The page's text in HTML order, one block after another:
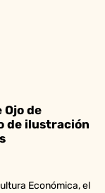
Ojo de
de ilustración
Económica, el